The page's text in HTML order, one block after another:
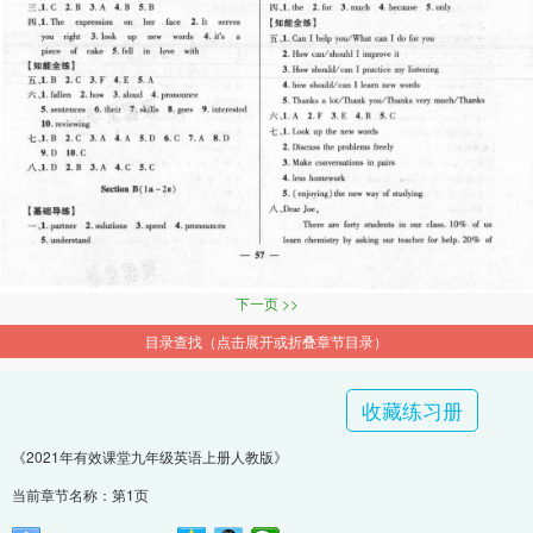
下一页 >>
目录查找（点击展开或折叠章节目录）
收藏练习册
《2021年有效课堂九年级英语上册人教版》
当前章节名称：第1页